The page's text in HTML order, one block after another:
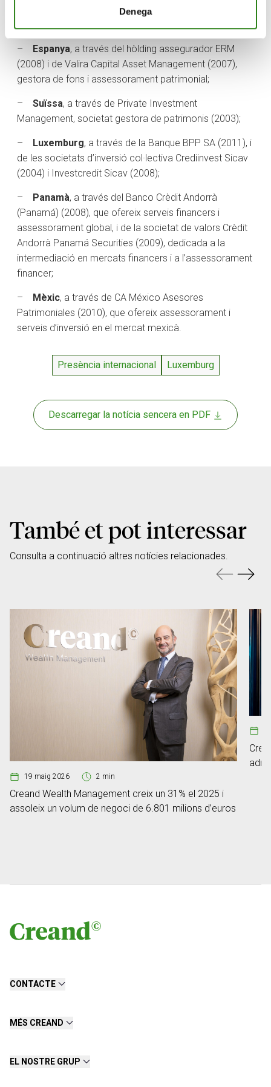
Denega
– Espanya, a través del hòlding assegurador ERM
(2008) i de Valira Capital Asset Management (2007),
gestora de fons i assessorament patrimonial;
– Suïssa, a través de Private Investment
Management, societat gestora de patrimonis (2003);
– Luxemburg, a través de la Banque BPP SA (2011), i
de les societats d’inversió col·lectiva Crediinvest Sicav
(2004) i Investcredit Sicav (2008);
– Panamà, a través del Banco Crèdit Andorrà
(Panamá) (2008), que ofereix serveis financers i
assessorament global, i de la societat de valors Crèdit
Andorrà Panamá Securities (2009), dedicada a la
intermediació en mercats financers i a l’assessorament
financer;
– Mèxic, a través de CA México Asesores
Patrimoniales (2010), que ofereix assessorament i
serveis d’inversió en el mercat mexicà.
Presència internacional Luxemburg
Descarregar la notícia sencera en PDF
També et pot interessar
Consulta a continuació altres notícies relacionades.
19 maig 2026 2 min
Creand Wealth Management creix un 31% el 2025 i
assoleix un volum de negoci de 6.801 milions d’euros
CONTACTE
MÉS CREAND
EL NOSTRE GRUP